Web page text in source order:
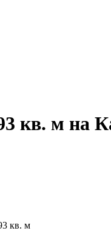
кв. м на
кв. м